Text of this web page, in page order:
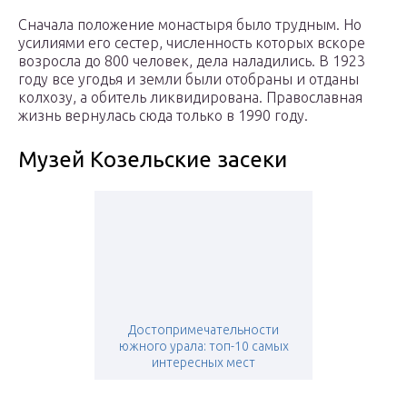
Сначала положение монастыря было трудным. Но
усилиями его сестер, численность которых вскоре
возросла до 800 человек, дела наладились. В 1923
году все угодья и земли были отобраны и отданы
колхозу, а обитель ликвидирована. Православная
жизнь вернулась сюда только в 1990 году.
Музей Козельские засеки
Достопримечательности
южного урала: топ-10 самых
интересных мест